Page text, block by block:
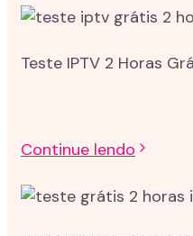
Teste IPTV 2 Horas
Continue lendo